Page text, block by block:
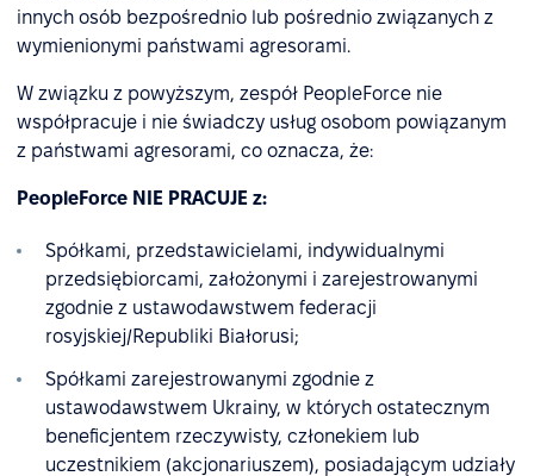
innych osób bezpośrednio lub pośrednio związanych z
wymienionymi państwami agresorami.
W związku z powyższym, zespół PeopleForce nie
współpracuje i nie świadczy usług osobom powiązanym
z państwami agresorami, co oznacza, że:
PeopleForce NIE PRACUJE z:
Spółkami, przedstawicielami, indywidualnymi
przedsiębiorcami, założonymi i zarejestrowanymi
zgodnie z ustawodawstwem federacji
rosyjskiej/Republiki Białorusi;
Spółkami zarejestrowanymi zgodnie z
ustawodawstwem Ukrainy, w których ostatecznym
beneficjentem rzeczywisty, członekiem lub
uczestnikiem (akcjonariuszem), posiadającym udziały